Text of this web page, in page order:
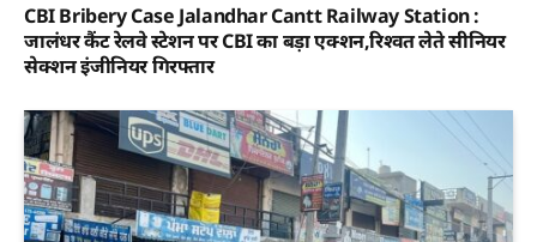
CBI Bribery Case Jalandhar Cantt Railway Station :
जालंधर कैंट रेलवे स्टेशन पर CBI का बड़ा एक्शन,रिश्वत लेते सीनियर
सेक्शन इंजीनियर गिरफ्तार